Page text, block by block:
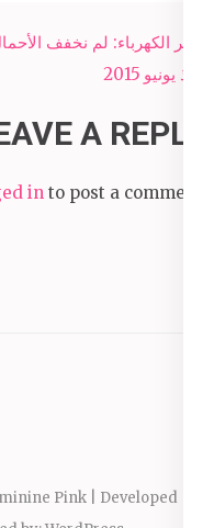
Post
navigation
وزير الكهرباء: لم نخفف
منذ يونيو 2015
A REPLY
in to post a comment.
Pink | Developed